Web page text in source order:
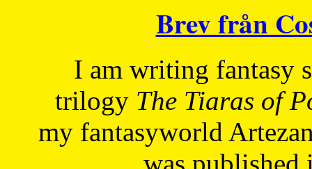
Brev från
I am writing fantasy
trilogy The Tiaras of
my fantasyworld